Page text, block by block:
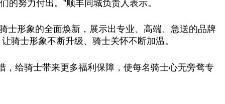
努力付出。”顺丰同城负责人表示。
士形象的全面焕新，展示出专业、高端、急送的品牌
骑士形象不断升级、骑士关怀不断加温。
，给骑士带来更多福利保障，使每名骑士心无旁骛专